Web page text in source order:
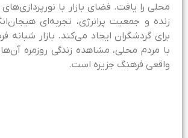
را یافت. فضای بازار با نورپردازی‌های
و جمعیت پرانرژی، تجربه‌ای
گردشگران ایجاد می‌کند. بازار شبانه
مردم محلی، مشاهده زندگی روزمره آن‌ها و
فرهنگ جزیره است.